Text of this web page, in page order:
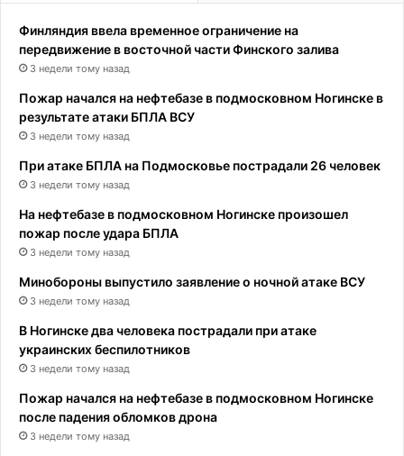
Финляндия ввела временное ограничение на
передвижение в восточной части Финского залива
3 недели тому назад
Пожар начался на нефтебазе в подмосковном Ногинске в
результате атаки БПЛА ВСУ
3 недели тому назад
При атаке БПЛА на Подмосковье пострадали 26 человек
3 недели тому назад
На нефтебазе в подмосковном Ногинске произошел
пожар после удара БПЛА
3 недели тому назад
Минобороны выпустило заявление о ночной атаке ВСУ
3 недели тому назад
В Ногинске два человека пострадали при атаке
украинских беспилотников
3 недели тому назад
Пожар начался на нефтебазе в подмосковном Ногинске
после падения обломков дрона
3 недели тому назад